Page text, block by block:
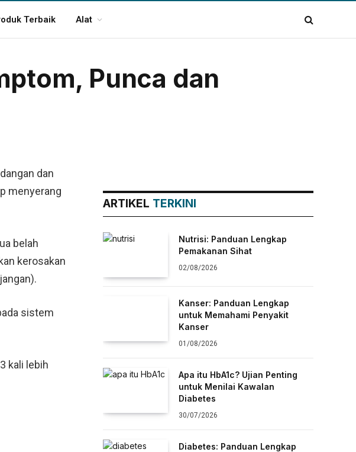
Terbaik Alat
Punca dan
dan
menyerang
belah
kerosakan
sistem
kali lebih
ARTIKEL TERKINI
Nutrisi: Panduan Lengkap
Pemakanan Sihat
02/08/2026
Kanser: Panduan Lengkap
untuk Memahami Penyakit
Kanser
01/08/2026
Apa itu HbA1c? Ujian Penting
untuk Menilai Kawalan
Diabetes
30/07/2026
Diabetes: Panduan Lengkap